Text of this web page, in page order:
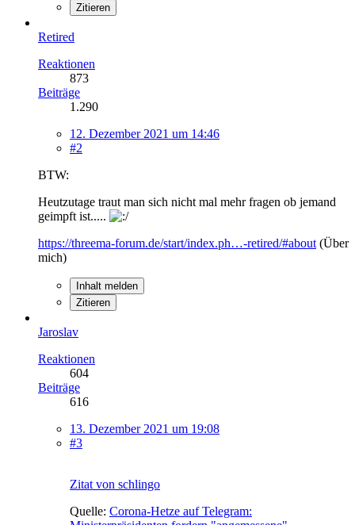
Zitieren
Retired
Reaktionen
873
Beiträge
1.290
12. Dezember 2021 um 14:46
#2
BTW:
Heutzutage traut man sich nicht mal mehr fragen ob jemand
geimpft ist.....
https://threema-forum.de/start/index.ph…-retired/#about (Über
mich)
Inhalt melden
Zitieren
Jaroslav
Reaktionen
604
Beiträge
616
13. Dezember 2021 um 19:08
#3
Zitat von schlingo
Quelle: Corona-Hetze auf Telegram: